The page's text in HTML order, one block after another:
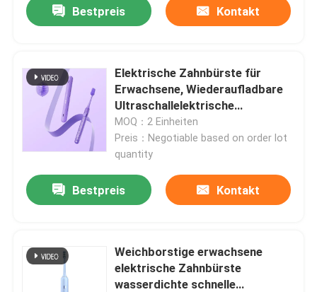
Bestpreis Kontakt
Elektrische Zahnbürste für
Erwachsene, Wiederaufladbare
Ultraschallelektrische
Zahnbürste, Fortgeschrittene
Reinigungstechnologie für
Erwachsene
MOQ：2 Einheiten
Preis：Negotiable based on order lot
quantity
Bestpreis Kontakt
Weichborstige erwachsene
elektrische Zahnbürste
wasserdichte schnelle